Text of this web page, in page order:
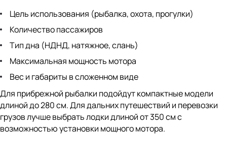
Цель использования (рыбалка, охота, прогулки)
Количество пассажиров
Тип дна (НДНД, натяжное, слань)
Максимальная мощность мотора
Вес и габариты в сложенном виде
Для прибрежной рыбалки подойдут компактные модели
длиной до 280 см. Для дальних путешествий и перевозки
грузов лучше выбрать лодки длиной от 350 см с
возможностью установки мощного мотора.